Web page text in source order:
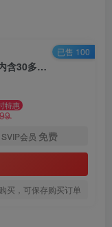
2024最新修复版测算塔罗占卜算命源码 内含30多项功能完整运营版
特惠
SVIP会员 免费
买，可保存购买订单
已售 100